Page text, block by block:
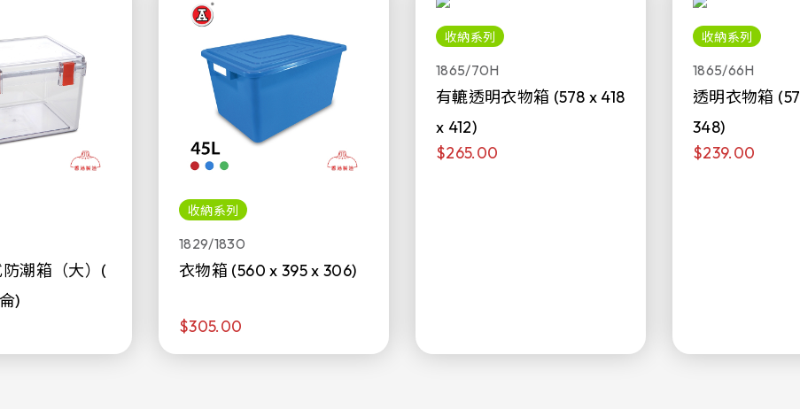
潮箱（大）(
)
收納系列
1829/1830
衣物箱 (560 x 395 x 306)
$305.00
收納系列
1865/70H
有轆透明衣物箱 (578 x 418
x 412)
$265.00
收納系列
1865/66H
透明衣物箱
348)
$239.00